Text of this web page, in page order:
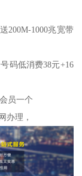
200M-1000兆宽带
码低消费38元+16
员一个
办理，